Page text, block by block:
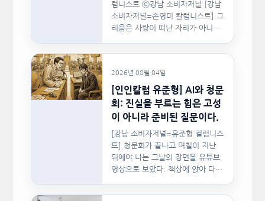
럼니스트 ⓒ강남 소비자저널 [강남
소비자저널=손영미 칼럼니스트] 그
리움은 사랑이 떠난 자리가 아니라,
2026년 08월 04일
[인인칼럼 유준형] AI와 청문
회: 진실을 부르는 힘은 고성
이 아니라 준비된 질문이다.
[강남 소비자저널=유준형 컬럼니스
트] 청문회가 끝나고 며칠이 지난
뒤에야 나는 그날의 장면을 유튜브
영상으로 보았다. 책상에 앉아 다른